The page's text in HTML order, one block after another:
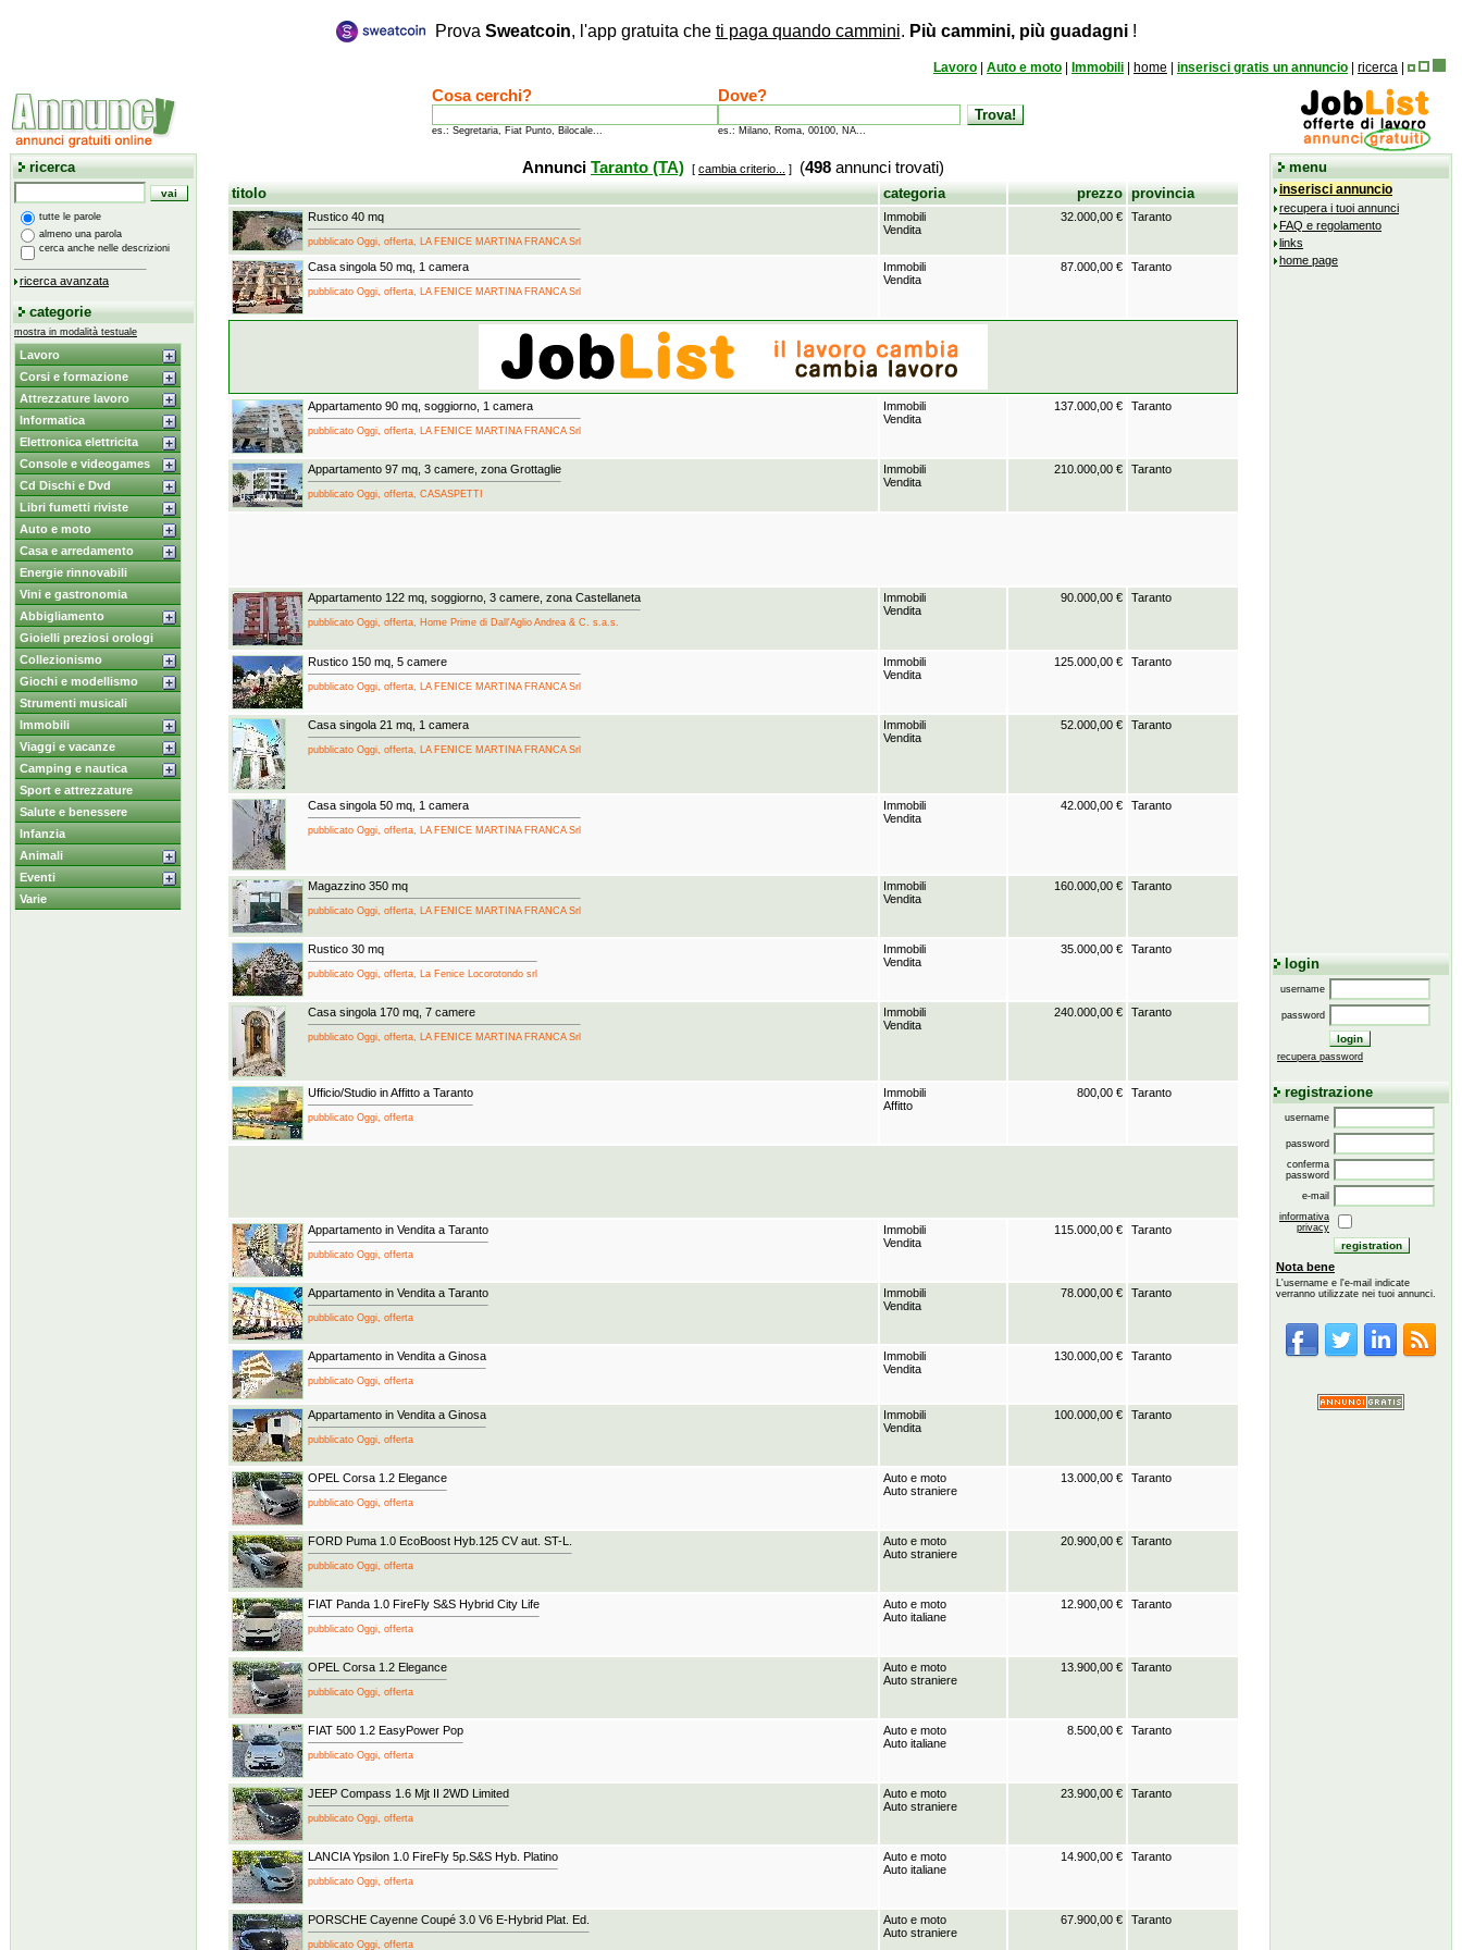
Prova Sweatcoin, l'app gratuita che ti paga quando cammini. Più cammini, più guadagni!
Lavoro Auto e moto Immobili home inserisci gratis un annuncio ricerca
Cosa cerchi?
es.: Segretaria, Fiat Punto, Bilocale...
Dove?
es.: Milano, Roma, 00100, NA...
ricerca
tutte le parole
almeno una parola
cerca anche nelle descrizioni
ricerca avanzata
categorie
mostra in modalità testuale
Lavoro
Corsi e formazione
Attrezzature lavoro
Informatica
Elettronica elettricita
Console e videogames
Cd Dischi e Dvd
Libri fumetti riviste
Auto e moto
Casa e arredamento
Energie rinnovabili
Vini e gastronomia
Abbigliamento
Gioielli preziosi orologi
Collezionismo
Giochi e modellismo
Strumenti musicali
Immobili
Viaggi e vacanze
Camping e nautica
Sport e attrezzature
Salute e benessere
Infanzia
Animali
Eventi
Varie
Annunci Taranto (TA) [ cambia criterio... ] (498 annunci trovati)
titolo categoria prezzo provincia
Rustico 40 mq
pubblicato Oggi, offerta, LA FENICE MARTINA FRANCA Srl
Immobili
Vendita
32.000,00 € Taranto
Casa singola 50 mq, 1 camera
pubblicato Oggi, offerta, LA FENICE MARTINA FRANCA Srl
Immobili
Vendita
87.000,00 € Taranto
Appartamento 90 mq, soggiorno, 1 camera
pubblicato Oggi, offerta, LA FENICE MARTINA FRANCA Srl
Immobili
Vendita
137.000,00 € Taranto
Appartamento 97 mq, 3 camere, zona Grottaglie
pubblicato Oggi, offerta, CASASPETTI
Immobili
Vendita
210.000,00 € Taranto
Appartamento 122 mq, soggiorno, 3 camere, zona Castellaneta
pubblicato Oggi, offerta, Home Prime di Dall'Aglio Andrea & C. s.a.s.
Immobili
Vendita
90.000,00 € Taranto
Rustico 150 mq, 5 camere
pubblicato Oggi, offerta, LA FENICE MARTINA FRANCA Srl
Immobili
Vendita
125.000,00 € Taranto
Casa singola 21 mq, 1 camera
pubblicato Oggi, offerta, LA FENICE MARTINA FRANCA Srl
Immobili
Vendita
52.000,00 € Taranto
Casa singola 50 mq, 1 camera
pubblicato Oggi, offerta, LA FENICE MARTINA FRANCA Srl
Immobili
Vendita
42.000,00 € Taranto
Magazzino 350 mq
pubblicato Oggi, offerta, LA FENICE MARTINA FRANCA Srl
Immobili
Vendita
160.000,00 € Taranto
Rustico 30 mq
pubblicato Oggi, offerta, La Fenice Locorotondo srl
Immobili
Vendita
35.000,00 € Taranto
Casa singola 170 mq, 7 camere
pubblicato Oggi, offerta, LA FENICE MARTINA FRANCA Srl
Immobili
Vendita
240.000,00 € Taranto
Ufficio/Studio in Affitto a Taranto
pubblicato Oggi, offerta
Immobili
Affitto
800,00 € Taranto
Appartamento in Vendita a Taranto
pubblicato Oggi, offerta
Immobili
Vendita
115.000,00 € Taranto
Appartamento in Vendita a Taranto
pubblicato Oggi, offerta
Immobili
Vendita
78.000,00 € Taranto
Appartamento in Vendita a Ginosa
pubblicato Oggi, offerta
Immobili
Vendita
130.000,00 € Taranto
Appartamento in Vendita a Ginosa
pubblicato Oggi, offerta
Immobili
Vendita
100.000,00 € Taranto
OPEL Corsa 1.2 Elegance
pubblicato Oggi, offerta
Auto e moto
Auto straniere
13.000,00 € Taranto
FORD Puma 1.0 EcoBoost Hyb.125 CV aut. ST-L.
pubblicato Oggi, offerta
Auto e moto
Auto straniere
20.900,00 € Taranto
FIAT Panda 1.0 FireFly S&S Hybrid City Life
pubblicato Oggi, offerta
Auto e moto
Auto italiane
12.900,00 € Taranto
OPEL Corsa 1.2 Elegance
pubblicato Oggi, offerta
Auto e moto
Auto straniere
13.900,00 € Taranto
FIAT 500 1.2 EasyPower Pop
pubblicato Oggi, offerta
Auto e moto
Auto italiane
8.500,00 € Taranto
JEEP Compass 1.6 Mjt II 2WD Limited
pubblicato Oggi, offerta
Auto e moto
Auto straniere
23.900,00 € Taranto
LANCIA Ypsilon 1.0 FireFly 5p.S&S Hyb. Platino
pubblicato Oggi, offerta
Auto e moto
Auto italiane
14.900,00 € Taranto
PORSCHE Cayenne Coupé 3.0 V6 E-Hybrid Plat. Ed.
pubblicato Oggi, offerta
Auto e moto
Auto straniere
67.900,00 € Taranto
menu
inserisci annuncio
recupera i tuoi annunci
FAQ e regolamento
links
home page
login
username
password
recupera password
registrazione
username
password
conferma
password
e-mail
informativa
privacy
Nota bene
L'username e l'e-mail indicate
verranno utilizzate nei tuoi annunci.